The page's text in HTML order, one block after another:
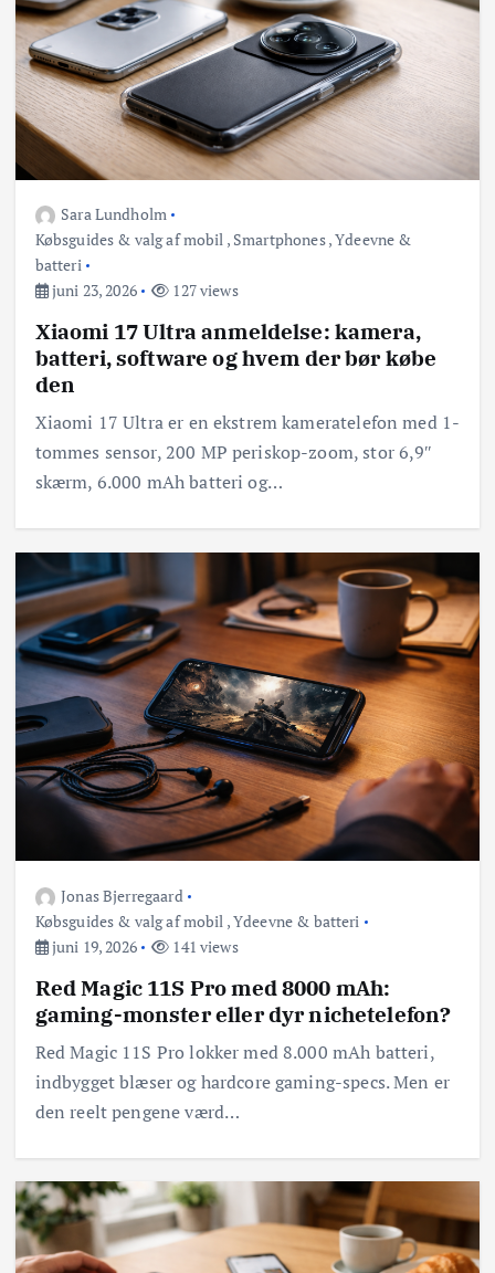
Sara Lundholm
Købsguides & valg af mobil , Smartphones,Ydeevne &
batteri
juni 23, 2026
127 views
Xiaomi 17 Ultra anmeldelse: kamera,
batteri, software og hvem der bør købe
den
Xiaomi 17 Ultra er en ekstrem kameratelefon med 1-
tommes sensor, 200 MP periskop-zoom, stor 6,9″
skærm, 6.000 mAh batteri og…
Jonas Bjerregaard
Købsguides & valg af mobil ,Ydeevne & batteri
juni 19, 2026
141 views
Red Magic 11S Pro med 8000 mAh:
gaming-monster eller dyr nichetelefon?
Red Magic 11S Pro lokker med 8.000 mAh batteri,
indbygget blæser og hardcore gaming-specs. Men er
den reelt pengene værd…